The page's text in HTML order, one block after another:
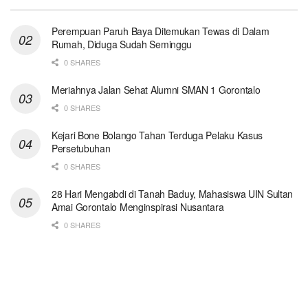
Perempuan Paruh Baya Ditemukan Tewas di Dalam
Rumah, Diduga Sudah Seminggu
0 SHARES
Meriahnya Jalan Sehat Alumni SMAN 1 Gorontalo
0 SHARES
Kejari Bone Bolango Tahan Terduga Pelaku Kasus
Persetubuhan
0 SHARES
28 Hari Mengabdi di Tanah Baduy, Mahasiswa UIN Sultan
Amai Gorontalo Menginspirasi Nusantara
0 SHARES